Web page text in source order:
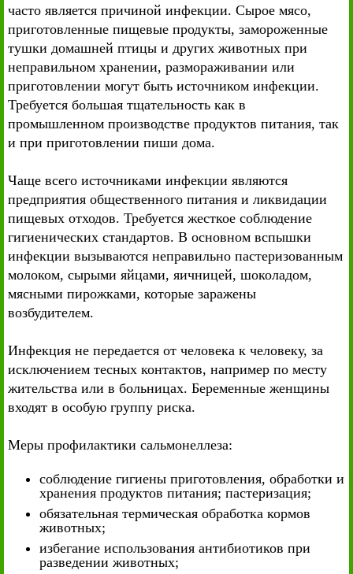
часто является причиной инфекции. Сырое мясо,
приготовленные пищевые продукты, замороженные
тушки домашней птицы и других животных при
неправильном хранении, размораживании или
приготовлении могут быть источником инфекции.
Требуется большая тщательность как в
промышленном производстве продуктов питания, так
и при приготовлении пиши дома.
Чаще всего источниками инфекции являются
предприятия общественного питания и ликвидации
пищевых отходов. Требуется жесткое соблюдение
гигиенических стандартов. В основном вспышки
инфекции вызываются неправильно пастеризованным
молоком, сырыми яйцами, яичницей, шоколадом,
мясными пирожками, которые заражены
возбудителем.
Инфекция не передается от человека к человеку, за
исключением тесных контактов, например по месту
жительства или в больницах. Беременные женщины
входят в особую группу риска.
Меры профилактики сальмонеллеза:
соблюдение гигиены приготовления, обработки и
хранения продуктов питания; пастеризация;
обязательная термическая обработка кормов
животных;
избегание использования антибиотиков при
разведении животных;